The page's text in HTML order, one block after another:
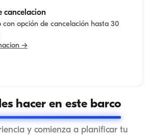
cancelacion
con opción de cancelación hasta 30
→
hacer en este barco
y comienza a planificar tu